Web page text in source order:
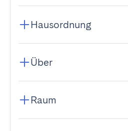
Hausordnung
Über
Raum